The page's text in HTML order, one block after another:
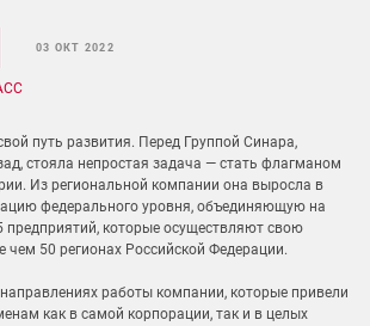
03 ОКТ 2022
путь развития. Перед Группой Синара,
стояла непростая задача — стать флагманом
Из региональной компании она выросла в
федерального уровня, объединяющую на
предприятий, которые осуществляют свою
чем 50 регионах Российской Федерации.
работы компании, которые привели
как в самой корпорации, так и в целых